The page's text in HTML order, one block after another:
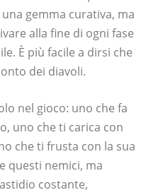
gemma curativa, ma
alla fine di ogni fase
È più facile a dirsi che
dei diavoli.
nel gioco: uno che fa
uno che ti carica con
che ti frusta con la sua
questi nemici, ma
costante,